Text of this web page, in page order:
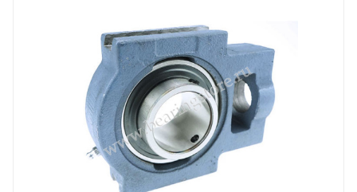
TF
узел
SKF